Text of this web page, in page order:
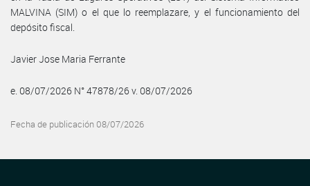
MALVINA (SIM) o el que lo reemplazare, y el funcionamiento del
depósito fiscal.
Javier Jose Maria Ferrante
e. 08/07/2026 N° 47878/26 v. 08/07/2026
Fecha de publicación 08/07/2026